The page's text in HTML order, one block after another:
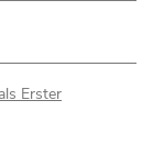
Erster